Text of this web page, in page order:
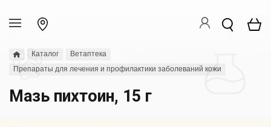
Каталог
Ветаптека
Препараты для лечения и профилактики заболеваний кожи
Мазь пихтоин, 15 г